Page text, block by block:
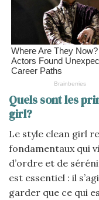
Quels sont les
girl?
Le style clean girl
fondamentaux qui
d’ordre et de
est essentiel : il
garder que ce qui